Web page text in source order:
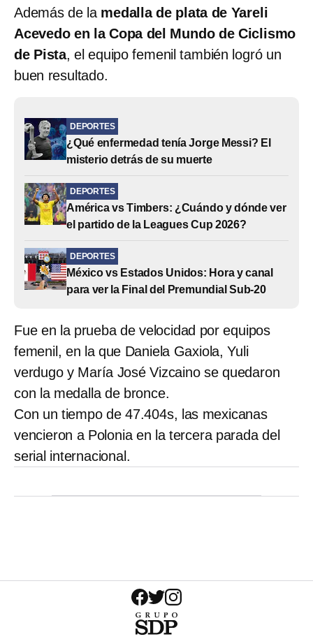
Además de la medalla de plata de Yareli
Acevedo en la Copa del Mundo de Ciclismo
de Pista, el equipo femenil también logró un
buen resultado.
DEPORTES
¿Qué enfermedad tenía Jorge Messi? El
misterio detrás de su muerte
DEPORTES
América vs Timbers: ¿Cuándo y dónde ver
el partido de la Leagues Cup 2026?
DEPORTES
México vs Estados Unidos: Hora y canal
para ver la Final del Premundial Sub-20
Fue en la prueba de velocidad por equipos
femenil, en la que Daniela Gaxiola, Yuli
verdugo y María José Vizcaino se quedaron
con la medalla de bronce.
Con un tiempo de 47.404s, las mexicanas
vencieron a Polonia en la tercera parada del
serial internacional.